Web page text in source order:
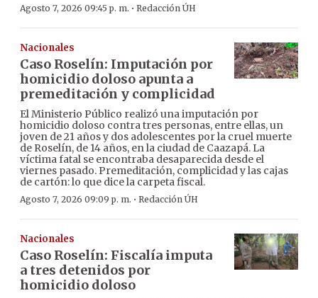
Agosto 7, 2026 09:45 p. m. · Redacción ÚH
Nacionales
Caso Roselín: Imputación por
homicidio doloso apunta a
premeditación y complicidad
El Ministerio Público realizó una imputación por
homicidio doloso contra tres personas, entre ellas, un
joven de 21 años y dos adolescentes por la cruel muerte
de Roselín, de 14 años, en la ciudad de Caazapá. La
víctima fatal se encontraba desaparecida desde el
viernes pasado. Premeditación, complicidad y las cajas
de cartón: lo que dice la carpeta fiscal.
Agosto 7, 2026 09:09 p. m. · Redacción ÚH
Nacionales
Caso Roselín: Fiscalía imputa
a tres detenidos por
homicidio doloso